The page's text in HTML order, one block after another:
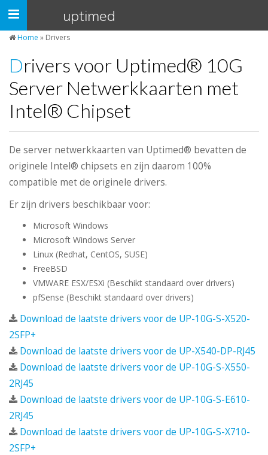
Navigatie
open/dicht
uptimed
Home » Drivers
Drivers voor Uptimed® 10G
Server Netwerkkaarten met
Intel® Chipset
De server netwerkkaarten van Uptimed® bevatten de
originele Intel® chipsets en zijn daarom 100%
compatible met de originele drivers.
Er zijn drivers beschikbaar voor:
Microsoft Windows
Microsoft Windows Server
Linux (Redhat, CentOS, SUSE)
FreeBSD
VMWARE ESX/ESXi (Beschikt standaard over drivers)
pfSense (Beschikt standaard over drivers)
Download de laatste drivers voor de UP-10G-S-X520-
2SFP+
Download de laatste drivers voor de UP-X540-DP-RJ45
Download de laatste drivers voor de UP-10G-S-X550-
2RJ45
Download de laatste drivers voor de UP-10G-S-E610-
2RJ45
Download de laatste drivers voor de UP-10G-S-X710-
2SFP+
Cookies beheer paneel